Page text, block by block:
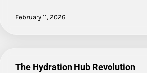
February 11, 2026
The Hydration Hub Revolution